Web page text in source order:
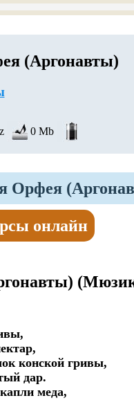
(Аргонавты)
0 Mb
Орфея
онлайн
конской гривы,
дар.
меда,